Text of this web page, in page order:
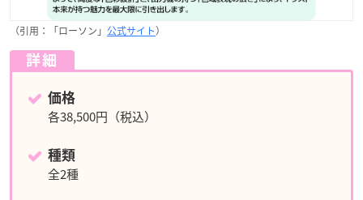
（引用：「ローソン」 公式サイト）
詳細
価格
各38,500円（税込）
種類
全2種